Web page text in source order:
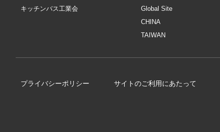
キッチンバス工業会
Global Site
CHINA
TAIWAN
プライバシーポリシー サイトのご利用にあたって